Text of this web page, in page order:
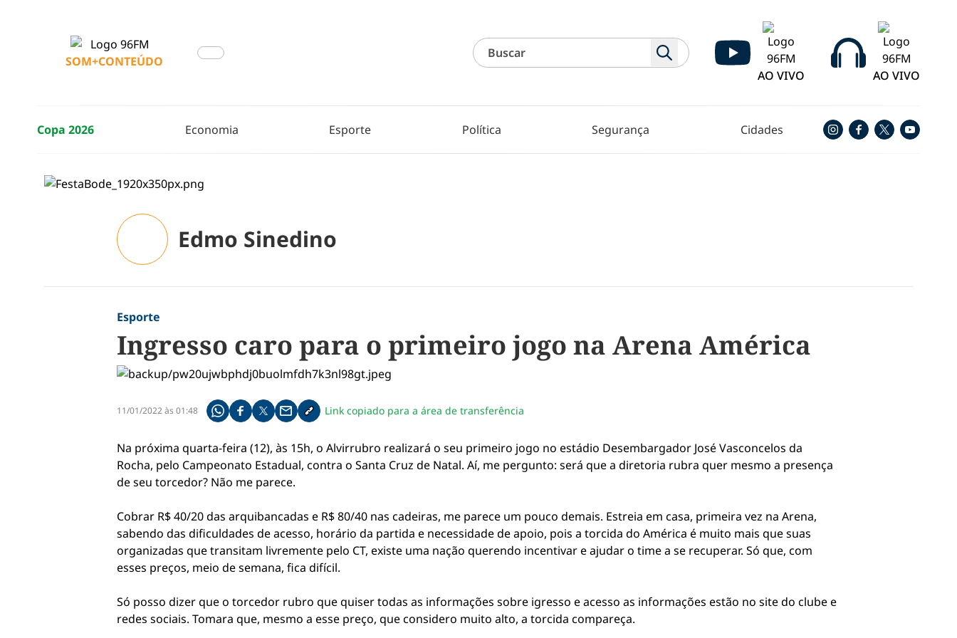
SOM+CONTEÚDO
AO VIVO
AO VIVO
Copa 2026 Economia Esporte Política Segurança Cidades
Edmo Sinedino
Esporte
Ingresso caro para o primeiro jogo na Arena América
11/01/2022 às 01:48 Compartilhe pelo whatsapp
Compartilhar no facebook
Compartilhar no twitter
Compartilhe pelo email
Copiar link da notícia
Link copiado para a área de transferência
Na próxima quarta-feira (12), às 15h, o Alvirrubro realizará o seu primeiro jogo no estádio Desembargador José Vasconcelos da
Rocha, pelo Campeonato Estadual, contra o Santa Cruz de Natal. Aí, me pergunto: será que a diretoria rubra quer mesmo a presença
de seu torcedor? Não me parece.
Cobrar R$ 40/20 das arquibancadas e R$ 80/40 nas cadeiras, me parece um pouco demais. Estreia em casa, primeira vez na Arena,
sabendo das dificuldades de acesso, horário da partida e necessidade de apoio, pois a torcida do América é muito mais que suas
organizadas que transitam livremente pelo CT, existe uma nação querendo incentivar e ajudar o time a se recuperar. Só que, com
esses preços, meio de semana, fica difícil.
Só posso dizer que o torcedor rubro que quiser todas as informações sobre igresso e acesso as informações estão no site do clube e
redes sociais. Tomara que, mesmo a esse preço, que considero muito alto, a torcida compareça.